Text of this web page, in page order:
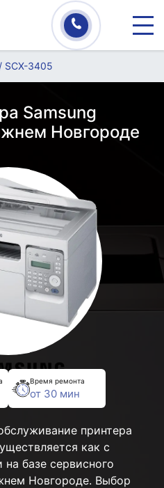
/ SCX-3405
Samsung
Новгороде
Время ремонта
от 30 мин
принтера
как с
базе сервисного
Новгороде. Выбор